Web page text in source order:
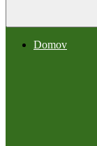
Domov